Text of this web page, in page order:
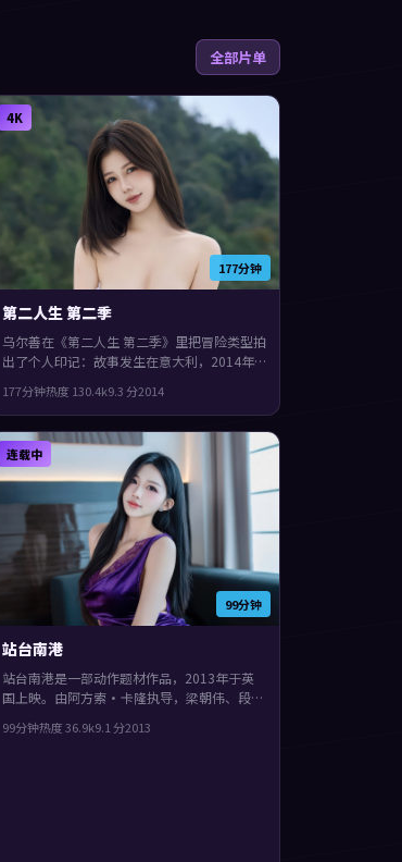
全部片单
177分钟
4K
第二人生 第二季
乌尔善在《第二人生 第二季》里把冒险类型拍
出了个人印记：故事发生在意大利，2014年
樱。镜头语言偏写实，细节里埋着伏笔，整体
完成度较高，适合喜欢细腻叙事与人物刻画的
观众。
177分钟热度 130.4k9.3 分2014
99分钟
连载中
站台南港
站台南港是一部动作题材作品，2013年于英
国上映。由阿方索·卡隆执导，梁朝伟、段奕
埋着伏笔，片尾余味很足。
99分钟热度36.9k9.1分2013